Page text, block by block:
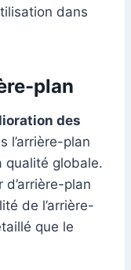
dans
plan
des
l’arrière-plan
qualité globale.
d’arrière-plan
de l’arrière-
que le